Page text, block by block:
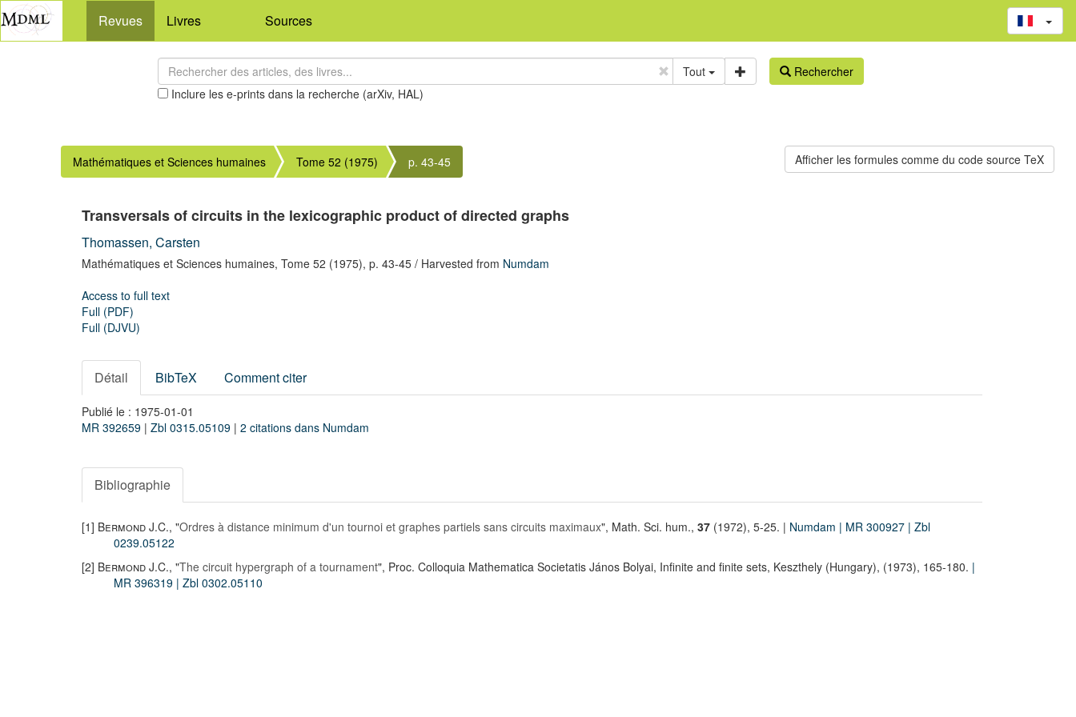
Revues Livres Sources
Tout
Inclure les e-prints dans la recherche (arXiv, HAL)
Rechercher
Mathématiques et Sciences humaines Tome 52 (1975) p. 43-45
Transversals of circuits in the lexicographic product of directed graphs
Thomassen, Carsten
Mathématiques et Sciences humaines, Tome 52 (1975), p. 43-45 / Harvested from Numdam
Access to full text
Full (PDF)
Full (DJVU)
Détail BibTeX Comment citer
Publié le : 1975-01-01
MR 392659 | Zbl 0315.05109 | 2 citations dans Numdam
Bibliographie
[1] Bermond J.C., "Ordres à distance minimum d'un tournoi et graphes partiels sans circuits maximaux", Math. Sci. hum., 37 (1972), 5-25. | Numdam | MR 300927 | Zbl
0239.05122
[2] Bermond J.C., "The circuit hypergraph of a tournament", Proc. Colloquia Mathematica Societatis János Bolyai, Infinite and finite sets, Keszthely (Hungary), (1973), 165-180. |
MR 396319 | Zbl 0302.05110